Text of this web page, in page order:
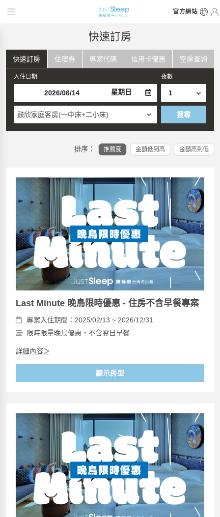
官方網站
快速訂房
快速訂房 住宿券 專案代碼 信用卡優惠 空房查詢
入住日期
星期日
夜數
鼓欣家庭客房(一中床+二小床) 搜尋
排序： 推薦度 金額低到高 金額高到低
Last Minute 晚鳥限時優惠 - 住房不含早餐專案
專案入住期間：2025/02/13 ~ 2026/12/31
限時限量晚鳥優惠，不含翌日早餐
詳細內容＞
顯示房型